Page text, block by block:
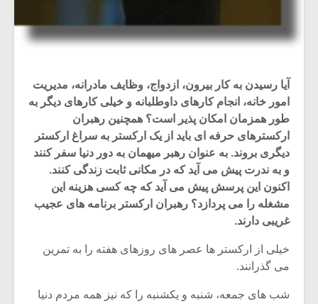
آیا رسیدن به کار بیرون، ازدواج، وظایف مادرانه، مدیریت
امور خانه، انجام کارهای داوطلبانه و خیلی کارهای دیگر به
طور همزمان امکان پذیر است؟ همچنین رهبران
ارکسترهای حرفه ای باید از یک ارکستر به سراغ ارکستر
دیگری بروند. به عنوان رهبر میهمان به دور دنیا سفر کنند
و به ندرت پیش می آید که در مکانی ثابت زندگی کنند.
اکنون این پرسش پیش می آید که چه کسی هزینه این
مشغله را می پردازد؟ رهبران ارکستر برنامه های عجیب
غریبی دارند.
خیلی از ارکستر ها عصر های روزهای هفته را به تمرین
می گذرانند.
شب های جمعه، شنبه و یکشنبه را که نیز همه مردم دنیا